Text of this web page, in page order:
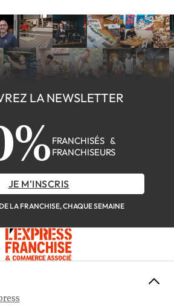
LA NEWSLETTER
FRANCHISÉS &
FRANCHISEURS
JE M'INSCRIS
LA FRANCHISE, CHAQUE SEMAINE